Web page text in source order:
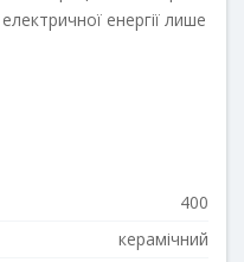
енергії лише
400
керамічний